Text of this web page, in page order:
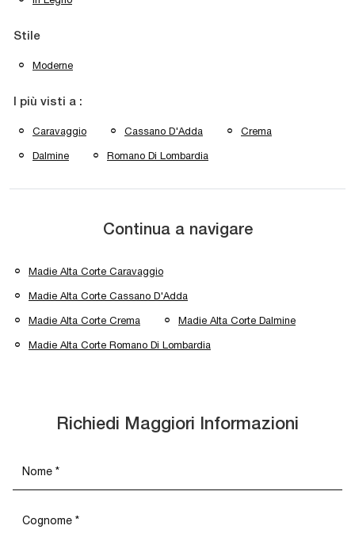
Stile
Moderne
I più visti a :
Caravaggio Cassano D'Adda Crema
Dalmine Romano Di Lombardia
Continua a navigare
Madie Alta Corte Caravaggio
Madie Alta Corte Cassano D'Adda
Madie Alta Corte Crema Madie Alta Corte Dalmine
Madie Alta Corte Romano Di Lombardia
Richiedi Maggiori Informazioni